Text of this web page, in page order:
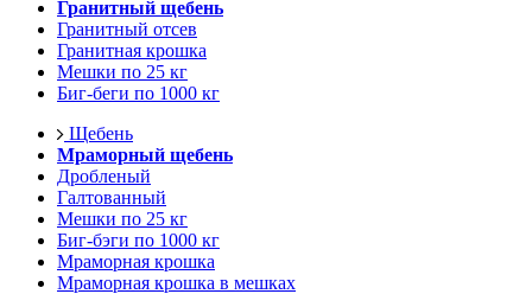
Гранитный щебень
Гранитный отсев
Гранитная крошка
Мешки по 25 кг
Биг-беги по 1000 кг
Щебень
Мраморный щебень
Дробленый
Галтованный
Мешки по 25 кг
Биг-бэги по 1000 кг
Мраморная крошка
Мраморная крошка в мешках